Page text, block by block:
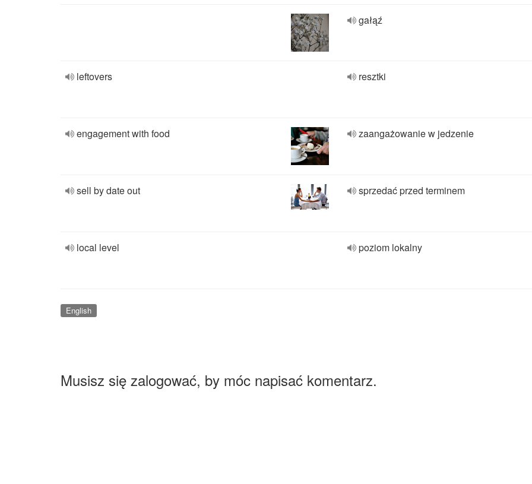
gałąź
leftovers resztki
engagement with food zaangażowanie w jedzenie
sell by date out sprzedać przed terminem
local level poziom lokalny
English
Musisz się zalogować, by móc napisać komentarz.